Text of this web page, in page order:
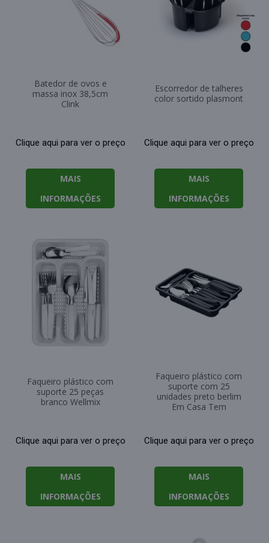
Batedor de ovos e
massa inox 38,5cm
Clink
Clique aqui para ver o preço
MAIS
INFORMAÇÕES
Escorredor de talheres
color sortido plasmont
Clique aqui para ver o preço
MAIS
INFORMAÇÕES
Faqueiro plástico com
suporte 25 peças
branco Wellmix
Clique aqui para ver o preço
MAIS
INFORMAÇÕES
Faqueiro plástico com
suporte com 25
unidades preto berlim
Em Casa Tem
Clique aqui para ver o preço
MAIS
INFORMAÇÕES